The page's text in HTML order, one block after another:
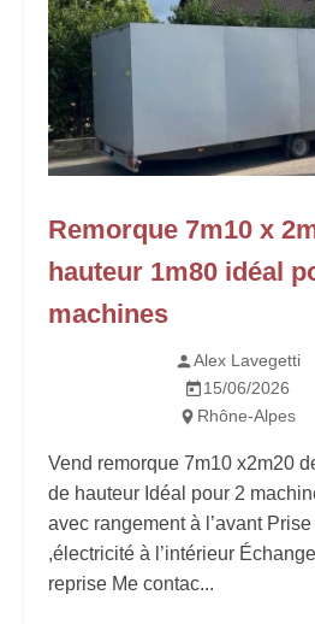
Remorque 7m10 x
hauteur 1m80 idéal
machines
Alex Lavegetti
15/06/2026
Rhône-Alpes
Vend remorque 7m10 x2m20
de hauteur Idéal pour 2
avec rangement à l’avant
,électricité à l’intérieur
reprise Me contac...